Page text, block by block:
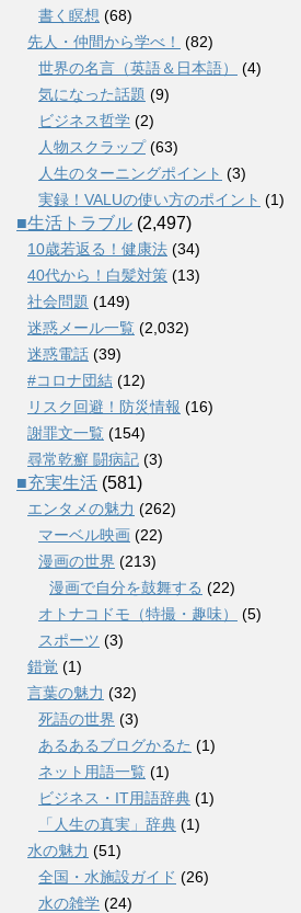
書く瞑想 (68)
先人・仲間から学べ！
(82)
世界の名言（英語＆日本語）
(4)
気になった話題 (9)
ビジネス哲学 (2)
人物スクラップ(63)
人生のターニングポイント (3)
実録！VALUの使い方のポイント (1)
■生活トラブル (2,497)
10歳若返る！健康法 (34)
40代から！白髪対策 (13)
社会問題 (149)
迷惑メール一覧 (2,032)
迷惑電話 (39)
#コロナ団結 (12)
リスク回避！防災情報 (16)
謝罪文一覧 (154)
尋常乾癬 闘病記 (3)
■充実生活 (581)
エンタメの魅力 (262)
マーベル映画 (22)
漫画の世界 (213)
漫画で自分を鼓舞する (22)
オトナコドモ（特撮・趣味）
(5)
スポーツ (3)
錯覚 (1)
言葉の魅力 (32)
死語の世界 (3)
あるあるブログかるた (1)
ネット用語一覧 (1)
ビジネス・IT用語辞典 (1)
「人生の真実」辞典 (1)
水の魅力 (51)
全国・水施設ガイド (26)
水の雑学 (24)